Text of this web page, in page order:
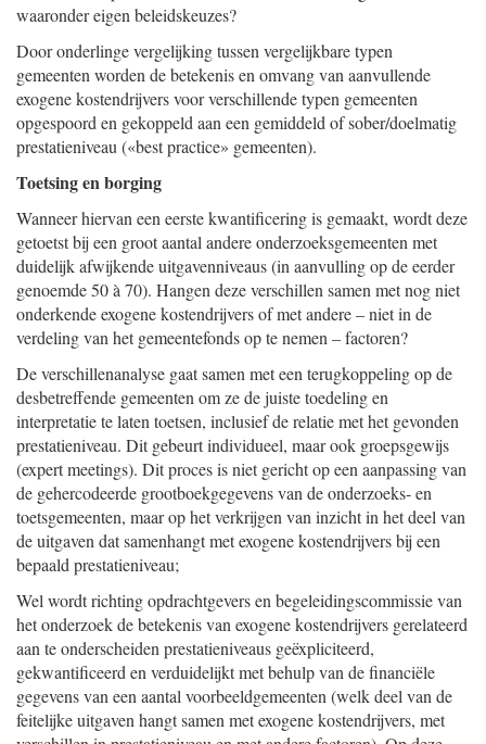
waaronder eigen beleidskeuzes?
Door onderlinge vergelijking tussen vergelijkbare typen
gemeenten worden de betekenis en omvang van aanvullende
exogene kostendrijvers voor verschillende typen gemeenten
opgespoord en gekoppeld aan een gemiddeld of sober/doelmatig
prestatieniveau («best practice» gemeenten).
Toetsing en borging
Wanneer hiervan een eerste kwantificering is gemaakt, wordt deze
getoetst bij een groot aantal andere onderzoeksgemeenten met
duidelijk afwijkende uitgavenniveaus (in aanvulling op de eerder
genoemde 50 à 70). Hangen deze verschillen samen met nog niet
onderkende exogene kostendrijvers of met andere – niet in de
verdeling van het gemeentefonds op te nemen – factoren?
De verschillenanalyse gaat samen met een terugkoppeling op de
desbetreffende gemeenten om ze de juiste toedeling en
interpretatie te laten toetsen, inclusief de relatie met het gevonden
prestatieniveau. Dit gebeurt individueel, maar ook groepsgewijs
(expert meetings). Dit proces is niet gericht op een aanpassing van
de gehercodeerde grootboekgegevens van de onderzoeks- en
toetsgemeenten, maar op het verkrijgen van inzicht in het deel van
de uitgaven dat samenhangt met exogene kostendrijvers bij een
bepaald prestatieniveau;
Wel wordt richting opdrachtgevers en begeleidingscommissie van
het onderzoek de betekenis van exogene kostendrijvers gerelateerd
aan te onderscheiden prestatieniveaus geëxpliciteerd,
gekwantificeerd en verduidelijkt met behulp van de financiële
gegevens van een aantal voorbeeldgemeenten (welk deel van de
feitelijke uitgaven hangt samen met exogene kostendrijvers, met